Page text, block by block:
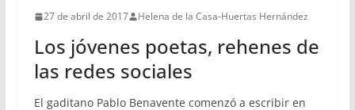
27 de abril de 2017 Helena de la Casa-Huertas Hernández
Los jóvenes poetas, rehenes de
las redes sociales
El gaditano Pablo Benavente comenzó a escribir en